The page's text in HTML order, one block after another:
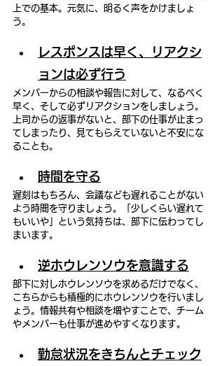
上での基本。元気に、明るく声をかけましょ
う。
レスポンスは早く、リアクシ
ョンは必ず行う
メンバーからの相談や報告に対して、なるべく
早く、そして必ずリアクションをしましょう。
上司からの返事がないと、部下の仕事が止まっ
てしまったり、見てもらえていないと不安にな
ることも。
時間を守る
遅刻はもちろん、会議なども遅れることがない
よう時間を守りましょう。「少しくらい遅れて
もいいや」という気持ちは、部下に伝わってし
まいます。
逆ホウレンソウを意識する
部下に対しホウレンソウを求めるだけでなく、
こちらからも積極的にホウレンソウを行いまし
ょう。情報共有や相談を増やすことで、チーム
やメンバーも仕事が進めやすくなります。
勤怠状況をきちんとチェック